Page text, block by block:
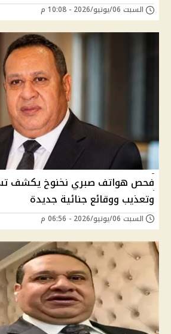
السبت 06/يونيو/2026 - 10:08 م
فحص هواتف صبري نخنوخ يكشف
وتعذيب ووقائع جنائية جديدة
السبت 06/يونيو/2026 - 06:56 م